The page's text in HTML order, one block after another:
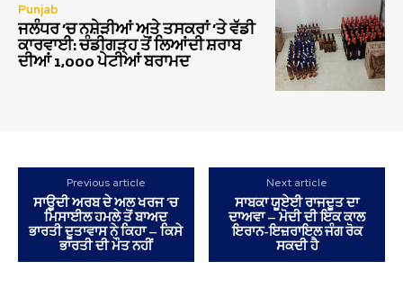
Punjab
ਜਲੰਧਰ ‘ਚ ਨਸ਼ੇੜੀਆਂ ਅਤੇ ਤਸਕਰਾਂ ‘ਤੇ ਵੱਡੀ
ਕਾਰਵਾਈ: ਚੰਡੀਗੜ੍ਹ ਤੋਂ ਲਿਆਂਦੀ ਸ਼ਰਾਬ
ਦੀਆਂ 1,000 ਪੇਟੀਆਂ ਬਰਾਮਦ
Previous article
ਸਾਊਦੀ ਅਰਬ ਦੇ ਅਲ ਖਰਜ ‘ਚ
ਮਿਸਾਈਲ ਹਮਲੇ ਤੋਂ ਬਾਅਦ
ਭਾਰਤੀ ਦੂਤਾਵਾਸ ਨੇ ਕਿਹਾ – ਕਿਸੇ
ਭਾਰਤੀ ਦੀ ਮੌਤ ਨਹੀਂ
Next article
ਸਾਬਕਾ ਯੂਏਈ ਰਾਜਦੂਤ ਦਾ
ਦਾਅਵਾ – ਮੋਦੀ ਦੀ ਇਕ ਕਾਲ
ਇਰਾਨ-ਇਜ਼ਰਾਇਲ ਜੰਗ ਰੋਕ
ਸਕਦੀ ਹੈ